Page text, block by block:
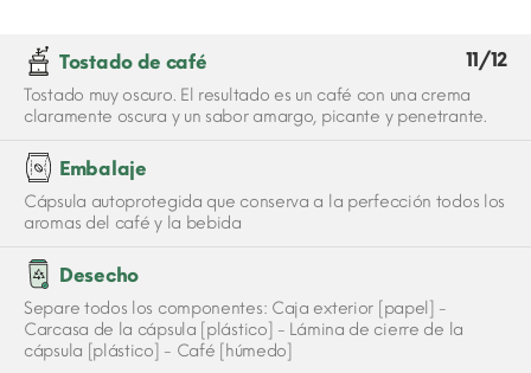
Tostado de café 11/12
Tostado muy oscuro. El resultado es un café con una crema
claramente oscura y un sabor amargo, picante y penetrante.
Embalaje
Cápsula autoprotegida que conserva a la perfección todos los
aromas del café y la bebida
Desecho
Separe todos los componentes: Caja exterior [papel] -
Carcasa de la cápsula [plástico] - Lámina de cierre de la
cápsula [plástico] - Café [húmedo]